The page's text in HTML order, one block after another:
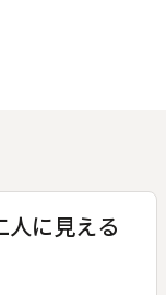
に見える